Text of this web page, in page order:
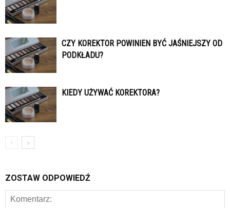
CZY KOREKTOR POWINIEN BYĆ JAŚNIEJSZY OD
PODKŁADU?
KIEDY UŻYWAĆ KOREKTORA?
ZOSTAW ODPOWIEDŹ